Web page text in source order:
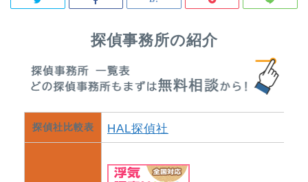
探偵事務所の紹介
探偵社比較表 HAL探偵社